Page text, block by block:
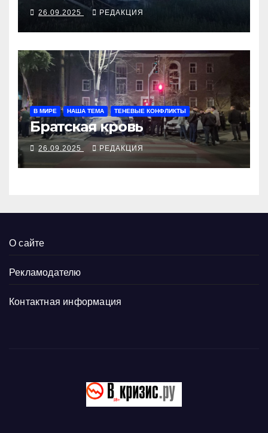
26.09.2025 РЕДАКЦИЯ
В МИРЕ НАША ТЕМА ТЕНЕВЫЕ КОНФЛИКТЫ
Братская кровь
26.09.2025 РЕДАКЦИЯ
О сайте
Рекламодателю
Контактная информация